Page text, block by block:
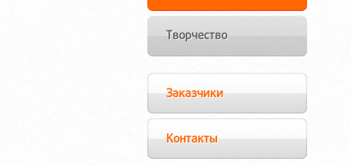
Творчество
Заказчики
Контакты